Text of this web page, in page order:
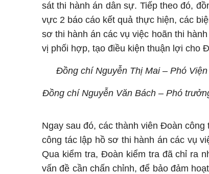
sát thi hành án dân sự. Tiếp theo đó,
vực 2 báo cáo kết quả thực hiện, các
sơ thi hành án các vụ việc hoãn thi
vị phối hợp, tạo điều kiện thuận lợi cho
Đồng chí Nguyễn Thị Mai – Phó
Đồng chí Nguyễn Văn Bách – Phó
Ngay sau đó, các thành viên Đoàn
công tác lập hồ sơ thi hành án các vụ
Qua kiểm tra, Đoàn kiểm tra đã chỉ ra
vấn đề cần chấn chỉnh, để bảo đảm